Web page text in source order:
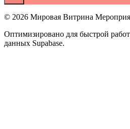
© 2026 Мировая Витрина
Оптимизировано для быстрой
данных Supabase.